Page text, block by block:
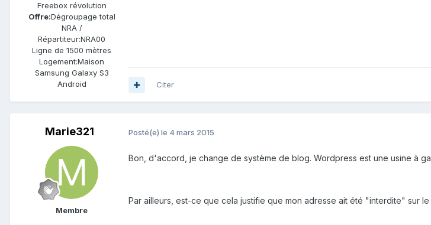
Freebox révolution
Offre:Dégroupage total
NRA /
Répartiteur:NRA00
Ligne de 1500 mètres
Logement:Maison
Samsung Galaxy S3
Android
Citer
Marie321
Membre
Posté(e) le 4 mars 2015
Bon, d'accord, je change de système de blog. Wordpress est une usine à
Par ailleurs, est-ce que cela justifie que mon adresse ait été "interdite" sur le